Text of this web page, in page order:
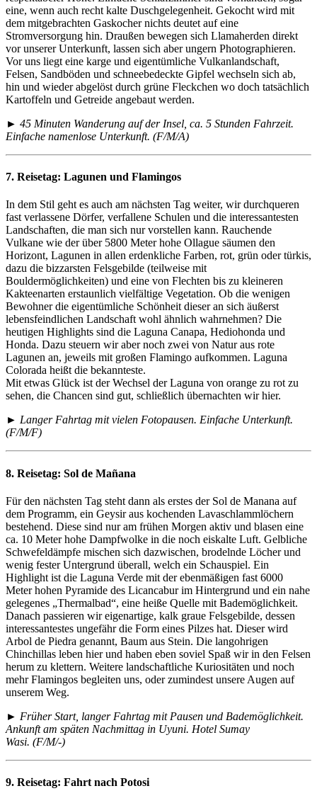
eine, wenn auch recht kalte Duschgelegenheit. Gekocht wird mit
dem mitgebrachten Gaskocher nichts deutet auf eine
Stromversorgung hin. Draußen bewegen sich Llamaherden direkt
vor unserer Unterkunft, lassen sich aber ungern Photographieren.
Vor uns liegt eine karge und eigentümliche Vulkanlandschaft,
Felsen, Sandböden und schneebedeckte Gipfel wechseln sich ab,
hin und wieder abgelöst durch grüne Fleckchen wo doch tatsächlich
Kartoffeln und Getreide angebaut werden.
► 45 Minuten Wanderung auf der Insel, ca. 5 Stunden Fahrzeit.
Einfache namenlose Unterkunft. (F/M/A)
7. Reisetag: Lagunen und Flamingos
In dem Stil geht es auch am nächsten Tag weiter, wir durchqueren
fast verlassene Dörfer, verfallene Schulen und die interessantesten
Landschaften, die man sich nur vorstellen kann. Rauchende
Vulkane wie der über 5800 Meter hohe Ollague säumen den
Horizont, Lagunen in allen erdenkliche Farben, rot, grün oder türkis,
dazu die bizzarsten Felsgebilde (teilweise mit
Bouldermöglichkeiten) und eine von Flechten bis zu kleineren
Kakteenarten erstaunlich vielfältige Vegetation. Ob die wenigen
Bewohner die eigentümliche Schönheit dieser an sich äußerst
lebensfeindlichen Landschaft wohl ähnlich wahrnehmen? Die
heutigen Highlights sind die Laguna Canapa, Hediohonda und
Honda. Dazu steuern wir aber noch zwei von Natur aus rote
Lagunen an, jeweils mit großen Flamingo aufkommen. Laguna
Colorada heißt die bekannteste.
Mit etwas Glück ist der Wechsel der Laguna von orange zu rot zu
sehen, die Chancen sind gut, schließlich übernachten wir hier.
► Langer Fahrtag mit vielen Fotopausen. Einfache Unterkunft.
(F/M/F)
8. Reisetag: Sol de Mañana
Für den nächsten Tag steht dann als erstes der Sol de Manana auf
dem Programm, ein Geysir aus kochenden Lavaschlammlöchern
bestehend. Diese sind nur am frühen Morgen aktiv und blasen eine
ca. 10 Meter hohe Dampfwolke in die noch eiskalte Luft. Gelbliche
Schwefeldämpfe mischen sich dazwischen, brodelnde Löcher und
wenig fester Untergrund überall, welch ein Schauspiel. Ein
Highlight ist die Laguna Verde mit der ebenmäßigen fast 6000
Meter hohen Pyramide des Licancabur im Hintergrund und ein nahe
gelegenes „Thermalbad“, eine heiße Quelle mit Bademöglichkeit.
Danach passieren wir eigenartige, kalk graue Felsgebilde, dessen
interessantestes ungefähr die Form eines Pilzes hat. Dieser wird
Arbol de Piedra genannt, Baum aus Stein. Die langohrigen
Chinchillas leben hier und haben eben soviel Spaß wir in den Felsen
herum zu klettern. Weitere landschaftliche Kuriositäten und noch
mehr Flamingos begleiten uns, oder zumindest unsere Augen auf
unserem Weg.
► Früher Start, langer Fahrtag mit Pausen und Bademöglichkeit.
Ankunft am späten Nachmittag in Uyuni. Hotel Sumay
Wasi. (F/M/-)
9. Reisetag: Fahrt nach Potosi